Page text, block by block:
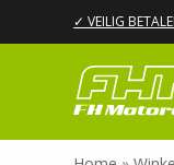
✓ VEILIG